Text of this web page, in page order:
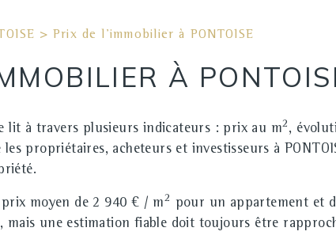
> Prix de l'immobilier à PONTOISE
À
lit à travers plusieurs indicateurs : prix au m2,
les propriétaires, acheteurs et investisseurs à
moyen de 2 940 € / m2 pour un appartement et
mais une estimation fiable doit toujours être